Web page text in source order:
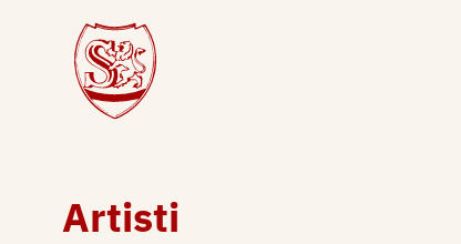
Artisti